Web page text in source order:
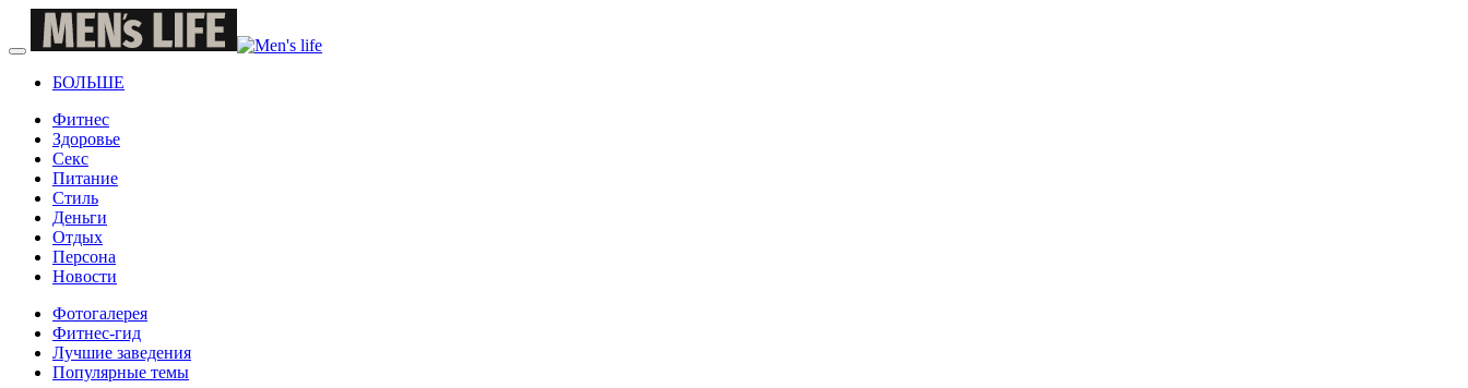
БОЛЬШЕ
Фитнес
Здоровье
Секс
Питание
Стиль
Деньги
Отдых
Персона
Новости
Фотогалерея
Фитнес-гид
Лучшие заведения
Популярные темы